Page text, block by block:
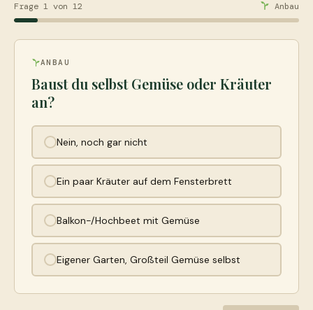
Frage 1 von 12 Anbau
ANBAU
Baust du selbst Gemüse oder Kräuter
an?
Nein, noch gar nicht
Ein paar Kräuter auf dem Fensterbrett
Balkon-/Hochbeet mit Gemüse
Eigener Garten, Großteil Gemüse selbst